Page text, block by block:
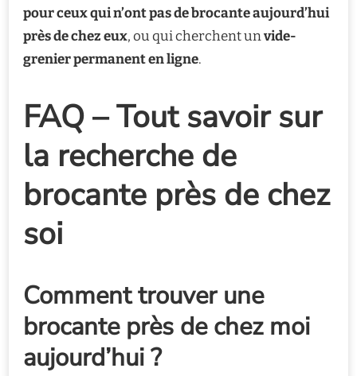
pour ceux qui n’ont pas de brocante aujourd’hui
près de chez eux, ou qui cherchent unvide-
grenier permanent en ligne.
FAQ – Tout savoir sur
la recherche de
brocante près de chez
soi
Comment trouver une
brocante près de chez moi
aujourd’hui ?